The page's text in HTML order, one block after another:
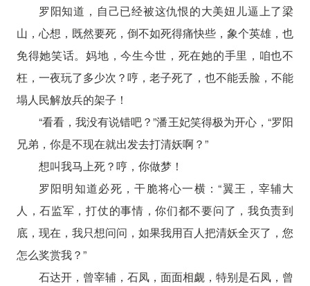
罗阳知道，自己已经被这仇恨的大美妞儿逼上了梁
山，心想，既然要死，倒不如死得痛快些，象个英雄，也
免得她笑话。妈地，今生今世，死在她的手里，咱也不
枉，一夜玩了多少次？哼，老子死了，也不能丢脸，不能
塌人民解放兵的架子！
“看看，我没有说错吧？”潘王妃笑得极为开心，“罗阳
兄弟，你是不现在就出发去打清妖啊？”
想叫我马上死？哼，你做梦！
罗阳明知道必死，干脆将心一横：“翼王，宰辅大
人，石监军，打仗的事情，你们都不要问了，我负责到
底，现在，我只想问问，如果我用百人把清妖全灭了，您
怎么奖赏我？”
石达开，曾宰辅，石凤，面面相觑，特别是石凤，曾